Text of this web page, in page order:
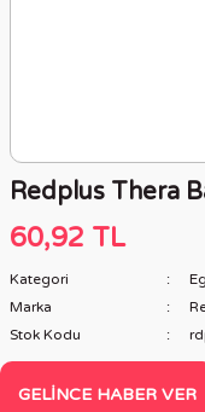
Redplus Thera
60,92 TL
Kategori
Marka
Stok Kodu
GELINCE HABER VER